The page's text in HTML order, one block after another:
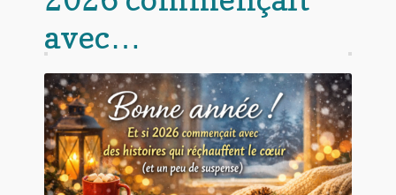
De(s)tracteur réduit au silence
Enlèvement rêvé
Entre père et fils
Il fallait me laisser mourir
avec…